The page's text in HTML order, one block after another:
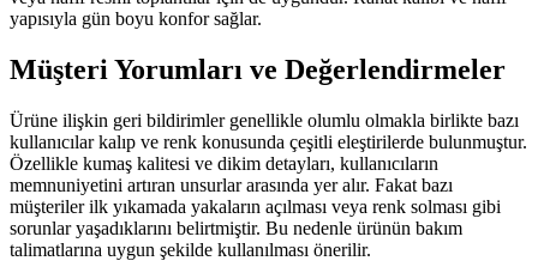
yapısıyla gün boyu konfor sağlar.
Müşteri Yorumları ve Değerlendirmeler
Ürüne ilişkin geri bildirimler genellikle olumlu olmakla birlikte bazı
kullanıcılar kalıp ve renk konusunda çeşitli eleştirilerde bulunmuştur.
Özellikle kumaş kalitesi ve dikim detayları, kullanıcıların
memnuniyetini artıran unsurlar arasında yer alır. Fakat bazı
müşteriler ilk yıkamada yakaların açılması veya renk solması gibi
sorunlar yaşadıklarını belirtmiştir. Bu nedenle ürünün bakım
talimatlarına uygun şekilde kullanılması önerilir.